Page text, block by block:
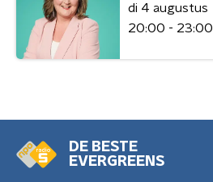
di 4 augustus
20:00 - 23:00
DE BESTE
EVERGREENS